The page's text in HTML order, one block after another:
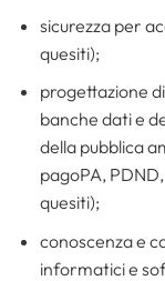
sicurezza per
quesiti);
progettazione
banche dati e
della pubblica
pagoPA,
quesiti);
conoscenza e
informatici e